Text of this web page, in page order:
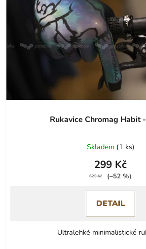
d
ů
Rukavice Chromag Habit
Skladem (1 ks)
299 Kč
629 Kč (–52 %)
DETAIL
Ultralehké minimalistické